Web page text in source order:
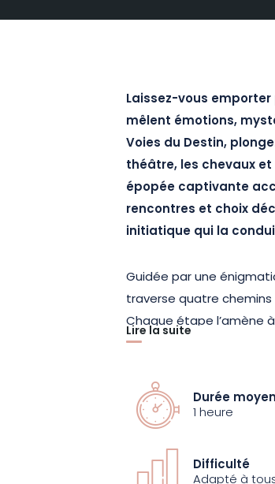
Laissez-vous
mêlent émotions,
Voies du Destin,
théâtre, les chevaux
épopée captivante
rencontres et choix
initiatique qui la
Guidée par une
traverse quatre
Chaque étape l’amène
autres et à comprendre
traduisant avec
personnages. La
spectacle dans une
Voltige, combats
Lire la suite
Durée
1 heure
Difficulté
Adapté à